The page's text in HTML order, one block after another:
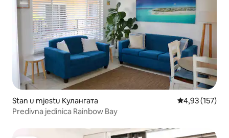
Stan u mjestu Кулангата prosječna
4,93 (157)
Predivna jedinica Rainbow Bay